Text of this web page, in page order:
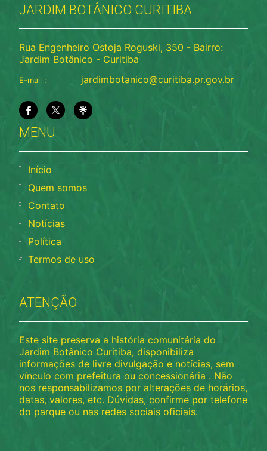
JARDIM BOTÂNICO CURITIBA
Rua Engenheiro Ostoja Roguski, 350 - Bairro:
Jardim Botânico - Curitiba
E-mail : jardimbotanico@curitiba.pr.gov.br
MENU
Início
Quem somos
Contato
Notícias
Política
Termos de uso
ATENÇÃO
Este site preserva a história comunitária do
Jardim Botânico Curitiba, disponibiliza
informações de livre divulgação e notícias, sem
vínculo com prefeitura ou concessionária . Não
nos responsabilizamos por alterações de horários,
datas, valores, etc. Dúvidas, confirme por telefone
do parque ou nas redes sociais oficiais.